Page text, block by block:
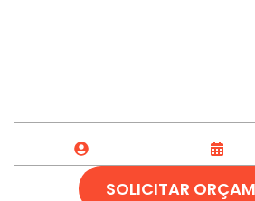
SOLICITAR